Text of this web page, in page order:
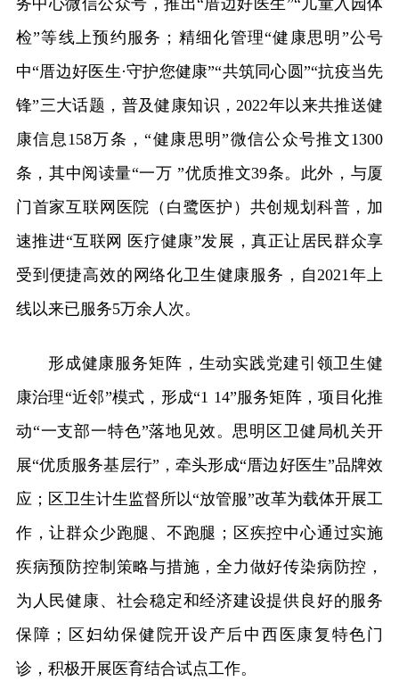
务中心微信公众号，推出“厝边好医生”“儿童入园体
检”等线上预约服务；精细化管理“健康思明”公号
中“厝边好医生·守护您健康”“共筑同心圆”“抗疫当先
锋”三大话题，普及健康知识，2022年以来共推送健
康信息158万条，“健康思明”微信公众号推文1300
条，其中阅读量“一万 ”优质推文39条。此外，与厦
门首家互联网医院（白鹭医护）共创规划科普，加
速推进“互联网 医疗健康”发展，真正让居民群众享
受到便捷高效的网络化卫生健康服务，自2021年上
线以来已服务5万余人次。
形成健康服务矩阵，生动实践党建引领卫生健
康治理“近邻”模式，形成“1 14”服务矩阵，项目化推
动“一支部一特色”落地见效。思明区卫健局机关开
展“优质服务基层行”，牵头形成“厝边好医生”品牌效
应；区卫生计生监督所以“放管服”改革为载体开展工
作，让群众少跑腿、不跑腿；区疾控中心通过实施
疾病预防控制策略与措施，全力做好传染病防控，
为人民健康、社会稳定和经济建设提供良好的服务
保障；区妇幼保健院开设产后中西医康复特色门
诊，积极开展医育结合试点工作。